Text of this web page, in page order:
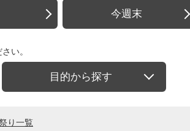
今週末
い。
目的から探す
り一覧